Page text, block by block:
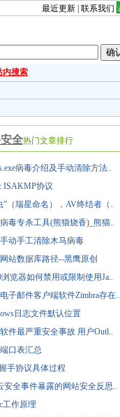
最近更新 联系我们
内搜索
全热门文章排行
病毒介绍及手动清除方法..
ISAKMP协议
”（瑞星命名），AV终结者（..
毒专杀工具(熊猫烧香)_熊猫..
动手工清除木马病毒
站数据库路径--黑鹰原创
浏览器如何禁用或限制使用Ja..
子邮件客户端软件Zimbra存在..
日志文件默认位置
件最严重安全事故 用户Outl..
口表汇总
手协议具体过程
安全事件暴露的网站安全反思..
工作原理